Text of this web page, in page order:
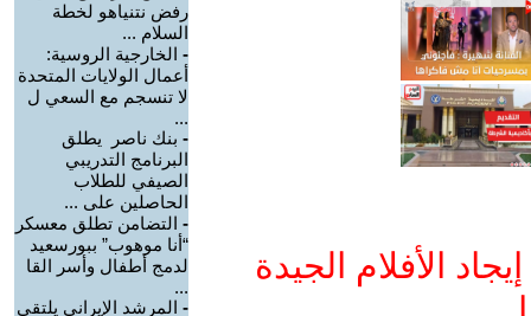
الأفلام الجيدة
رفض نتنياهو لخطة
السلام ...
- الخارجية الروسية:
أعمال الولايات المتحدة
لا تنسجم مع السعي ل
...
- بنك ناصر يطلق
البرنامج التدريبي
الصيفي للطلاب
الحاصلين على ...
- التضامن تطلق معسكر
“أنا موهوب” ببورسعيد
لدمج أطفال وأسر القا
...
- المرشد الإيراني يلتقي